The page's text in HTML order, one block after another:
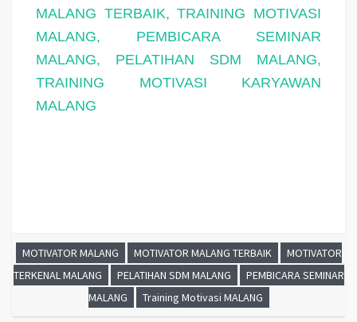
MALANG TERBAIK, TRAINING MOTIVASI
MALANG, PEMBICARA SEMINAR
MALANG, PELATIHAN SDM MALANG,
TRAINING MOTIVASI KARYAWAN
MALANG
MOTIVATOR MALANG MOTIVATOR MALANG TERBAIK
MOTIVATOR
TERKENAL MALANG
PELATIHAN SDM MALANG
PEMBICARA SEMINAR
MALANG
Training Motivasi MALANG